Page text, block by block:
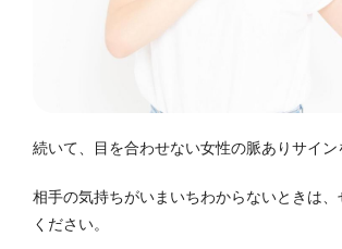
続いて、目を合わせない女性の脈ありサイン
相手の気持ちがいまいちわからないときは、
ください。